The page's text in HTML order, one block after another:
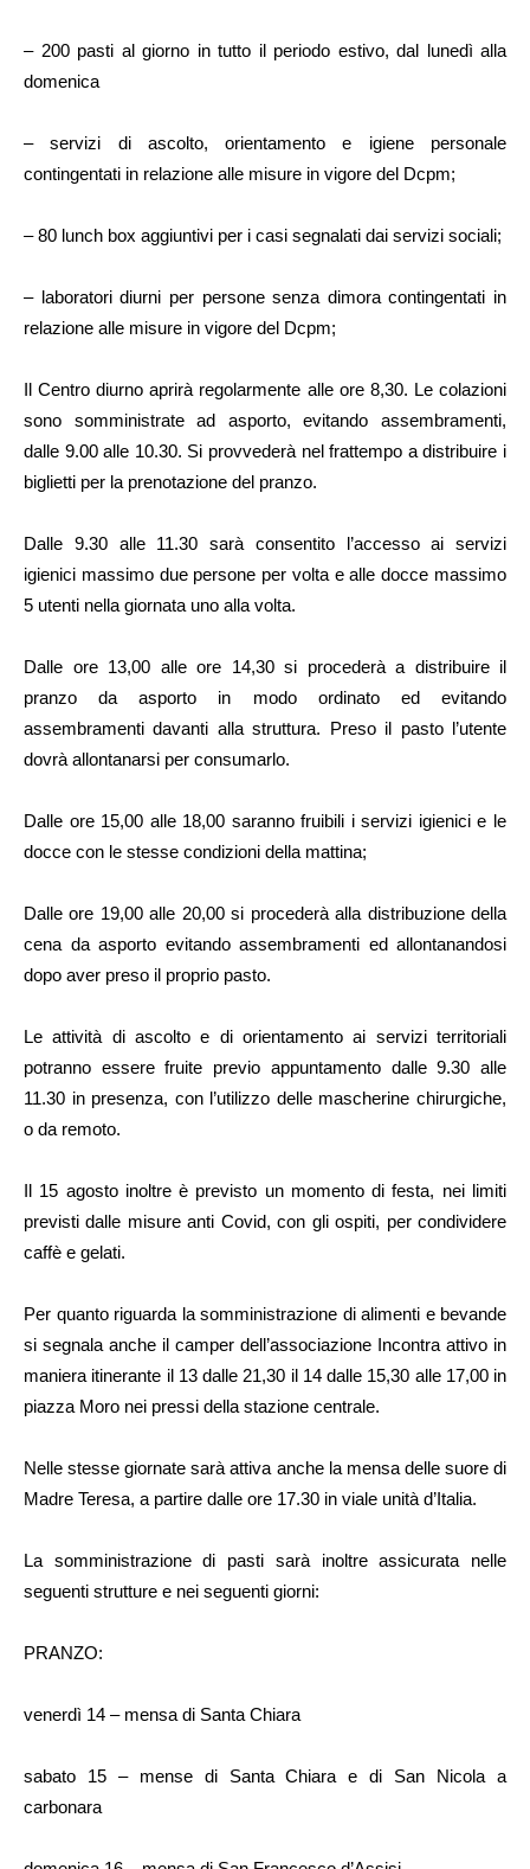
– 200 pasti al giorno in tutto il periodo estivo, dal lunedì alla
domenica
– servizi di ascolto, orientamento e igiene personale
contingentati in relazione alle misure in vigore del Dcpm;
– 80 lunch box aggiuntivi per i casi segnalati dai servizi sociali;
– laboratori diurni per persone senza dimora contingentati in
relazione alle misure in vigore del Dcpm;
Il Centro diurno aprirà regolarmente alle ore 8,30. Le colazioni
sono somministrate ad asporto, evitando assembramenti,
dalle 9.00 alle 10.30. Si provvederà nel frattempo a distribuire i
biglietti per la prenotazione del pranzo.
Dalle 9.30 alle 11.30 sarà consentito l’accesso ai servizi
igienici massimo due persone per volta e alle docce massimo
5 utenti nella giornata uno alla volta.
Dalle ore 13,00 alle ore 14,30 si procederà a distribuire il
pranzo da asporto in modo ordinato ed evitando
assembramenti davanti alla struttura. Preso il pasto l’utente
dovrà allontanarsi per consumarlo.
Dalle ore 15,00 alle 18,00 saranno fruibili i servizi igienici e le
docce con le stesse condizioni della mattina;
Dalle ore 19,00 alle 20,00 si procederà alla distribuzione della
cena da asporto evitando assembramenti ed allontanandosi
dopo aver preso il proprio pasto.
Le attività di ascolto e di orientamento ai servizi territoriali
potranno essere fruite previo appuntamento dalle 9.30 alle
11.30 in presenza, con l’utilizzo delle mascherine chirurgiche,
o da remoto.
Il 15 agosto inoltre è previsto un momento di festa, nei limiti
previsti dalle misure anti Covid, con gli ospiti, per condividere
caffè e gelati.
Per quanto riguarda la somministrazione di alimenti e bevande
si segnala anche il camper dell’associazione Incontra attivo in
maniera itinerante il 13 dalle 21,30 il 14 dalle 15,30 alle 17,00 in
piazza Moro nei pressi della stazione centrale.
Nelle stesse giornate sarà attiva anche la mensa delle suore di
Madre Teresa, a partire dalle ore 17.30 in viale unità d’Italia.
La somministrazione di pasti sarà inoltre assicurata nelle
seguenti strutture e nei seguenti giorni:
PRANZO:
venerdì 14 – mensa di Santa Chiara
sabato 15 – mense di Santa Chiara e di San Nicola a
carbonara